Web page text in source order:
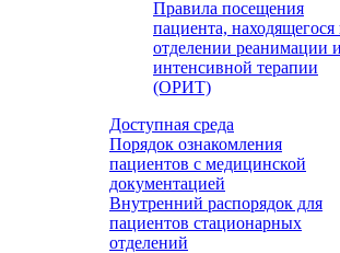
Правила посещения
пациента, находящегося
отделении реанимации и
интенсивной терапии
(ОРИТ)
Доступная среда
Порядок ознакомления
пациентов с медицинской
документацией
Внутренний распорядок для
пациентов стационарных
отделений